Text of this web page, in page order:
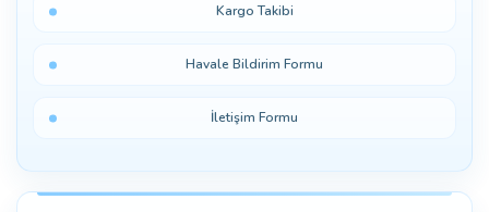
Kargo Takibi
Havale Bildirim Formu
İletişim Formu